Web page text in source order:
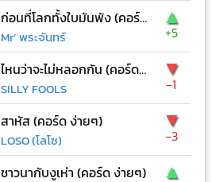
ก่อนที่โลกทั้งใบมันพัง (คอร์ด ง่ายๆ)
Mr’ พระจันทร์
▲
+5
ไหนว่าจะไม่หลอกกัน (คอร์ด ง่ายๆ)
SILLY FOOLS
▼
-1
สาหัส (คอร์ด ง่ายๆ)
LOSO (โลโซ)
▼
-3
ชาวนากับงูเห่า (คอร์ด ง่ายๆ) ▲